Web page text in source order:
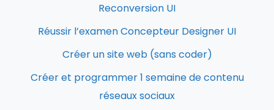
Reconversion UI
Réussir l’examen Concepteur Designer UI
Créer un site web (sans coder)
Créer et programmer 1 semaine de contenu
réseaux sociaux